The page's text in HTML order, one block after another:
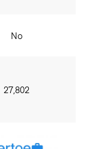
No
27,802